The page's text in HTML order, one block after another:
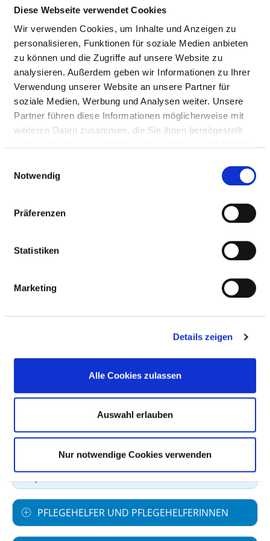
Diese Webseite verwendet Cookies
Wir verwenden Cookies, um Inhalte und Anzeigen zu
personalisieren, Funktionen für soziale Medien anbieten
zu können und die Zugriffe auf unsere Website zu
analysieren. Außerdem geben wir Informationen zu Ihrer
Verwendung unserer Website an unsere Partner für
soziale Medien, Werbung und Analysen weiter. Unsere
Partner führen diese Informationen möglicherweise mit
weiteren Daten zusammen, die Sie ihnen bereitgestellt
Notwendig
Präferenzen
Statistiken
Marketing
Details zeigen
Alle Cookies zulassen
Auswahl erlauben
Nur notwendige Cookies verwenden
Ärzte & Ärztinnen
Therapeutisches Personal
PFLEGEPERSONAL
Personelle Ausstattung der Fachabteilung mit
Pflegepersonal. Mitarbeitende, die nicht eindeutig
einer Fachabteilung zugeordnet werden können,
GESUNDHEITS- UND KRANKENPFLEGER UND
GESUNDHEITS- UND KRANKENPFLEGERINNEN
Mit Fachabteilungszuordnung
Anzahl (gesamt)
Personal ohne direktes
Beschäftigungsverhältnis
2,24
Personal in der
ambulanten Versorgung
0,00
Personal in der
stationären Versorgung
15,15
Fall je Anzahl 69,64
PFLEGEHELFER UND PFLEGEHELFERINNEN